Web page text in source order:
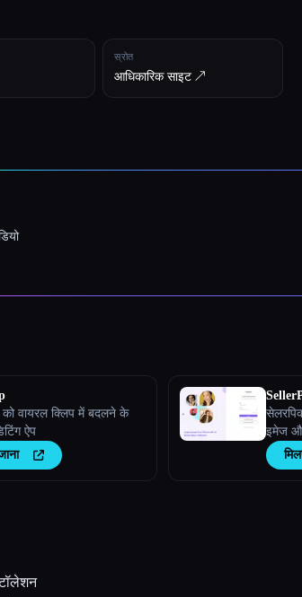
स्रोत
आधिकारिक साइट ↗︎
को वायरल क्लिप में बदलने के
ऐप
इमेज